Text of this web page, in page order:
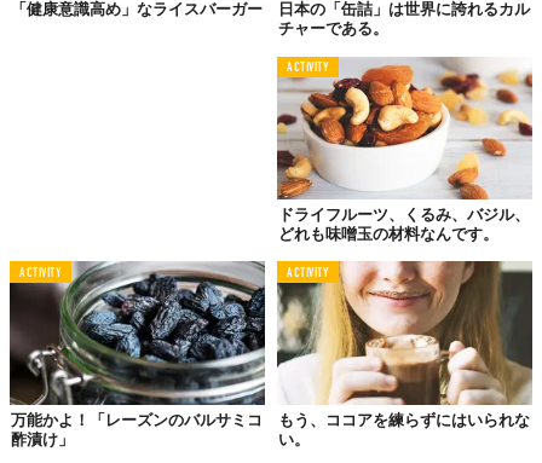
「健康意識高め」なライスバーガー
日本の「缶詰」は世界に誇れるカル
チャーである。
ACTIVITY
ドライフルーツ、くるみ、バジル、
どれも味噌玉の材料なんです。
ACTIVITY
万能かよ！「レーズンのバルサミコ
酢漬け」
ACTIVITY
もう、ココアを練らずにはいられな
い。